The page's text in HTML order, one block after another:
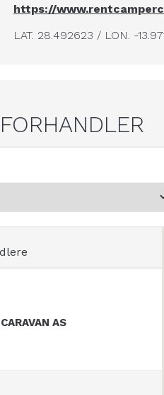
https://
LAT. 28.492623 / LON. -
AS